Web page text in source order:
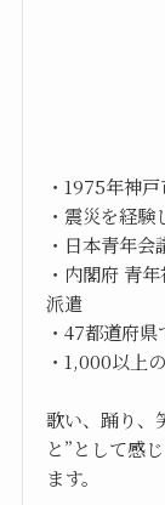
・1975年神戸
・震災を経験
・日本青年
・内閣府 青
派遣
・47都道府
・1,000以上
歌い、踊り、
と”として感
ます。